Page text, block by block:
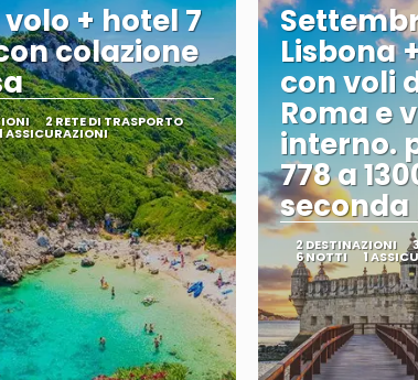
+ hotel 7
colazione
2 RETE DI TRASPORTO
ASSICURAZIONI
Lisbona
con voli
Roma e
interno.
778 a
seconda
2 DESTINAZIONI
6 NOTTI 1